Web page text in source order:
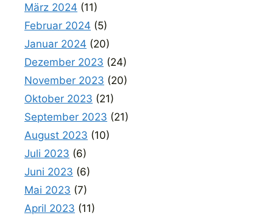
März 2024 (11)
Februar 2024 (5)
Januar 2024 (20)
Dezember 2023 (24)
November 2023 (20)
Oktober 2023 (21)
September 2023 (21)
August 2023 (10)
Juli 2023 (6)
Juni 2023 (6)
Mai 2023 (7)
April 2023 (11)